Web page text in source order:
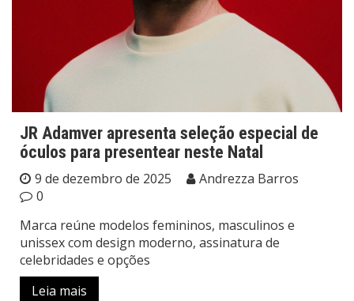
JR Adamver apresenta seleção especial de
óculos para presentear neste Natal
9 de dezembro de 2025
Andrezza Barros
0
Marca reúne modelos femininos, masculinos e
unissex com design moderno, assinatura de
celebridades e opções
Leia mais